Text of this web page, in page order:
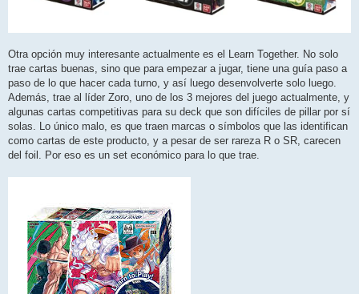
Otra opción muy interesante actualmente es el Learn Together. No solo
trae cartas buenas, sino que para empezar a jugar, tiene una guía paso a
paso de lo que hacer cada turno, y así luego desenvolverte solo luego.
Además, trae al líder Zoro, uno de los 3 mejores del juego actualmente, y
algunas cartas competitivas para su deck que son difíciles de pillar por sí
solas. Lo único malo, es que traen marcas o símbolos que las identifican
como cartas de este producto, y a pesar de ser rareza R o SR, carecen
del foil. Por eso es un set económico para lo que trae.